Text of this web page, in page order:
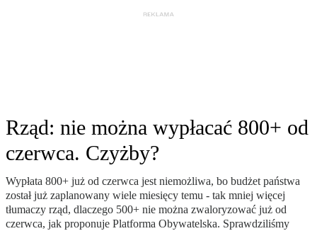
Rząd: nie można wypłacać 800+ od
czerwca. Czyżby?
Wypłata 800+ już od czerwca jest niemożliwa, bo budżet państwa
został już zaplanowany wiele miesięcy temu - tak mniej więcej
tłumaczy rząd, dlaczego 500+ nie można zwaloryzować już od
czerwca, jak proponuje Platforma Obywatelska. Sprawdziliśmy